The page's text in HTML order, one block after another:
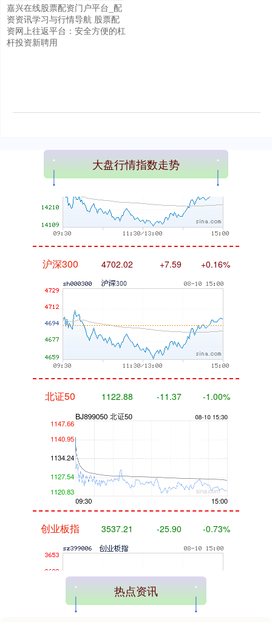
嘉兴在线股票配资门户平台_配
资资讯学习与行情导航 股票配
资网上往返平台：安全方便的杠
杆投资新聘用
大盘行情指数走势
沪深300 4702.02 +7.59 +0.16%
北证50 1122.88 -11.37 -1.00%
创业板指 3537.21 -25.90 -0.73%
热点资讯